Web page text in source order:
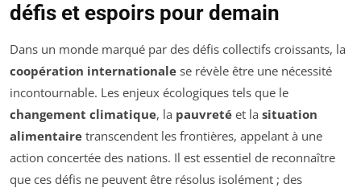
défis et espoirs pour demain
Dans un monde marqué par des défis collectifs croissants, la
coopération internationale se révèle être une nécessité
incontournable. Les enjeux écologiques tels que le
changement climatique, la pauvreté et la situation
alimentaire transcendent les frontières, appelant à une
action concertée des nations. Il est essentiel de reconnaître
que ces défis ne peuvent être résolus isolément ; des